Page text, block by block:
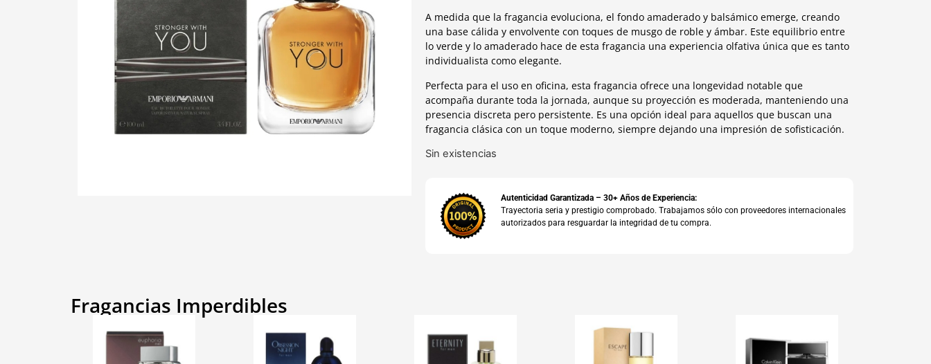
A medida que la fragancia evoluciona, el fondo amaderado y balsámico emerge, creando
una base cálida y envolvente con toques de musgo de roble y ámbar. Este equilibrio entre
lo verde y lo amaderado hace de esta fragancia una experiencia olfativa única que es tanto
individualista como elegante.
Perfecta para el uso en oficina, esta fragancia ofrece una longevidad notable que
acompaña durante toda la jornada, aunque su proyección es moderada, manteniendo una
presencia discreta pero persistente. Es una opción ideal para aquellos que buscan una
fragancia clásica con un toque moderno, siempre dejando una impresión de sofisticación.
Sin existencias
Autenticidad Garantizada – 30+ Años de Experiencia:
Trayectoria seria y prestigio comprobado. Trabajamos sólo con proveedores internacionales
autorizados para resguardar la integridad de tu compra.
Fragancias Imperdibles